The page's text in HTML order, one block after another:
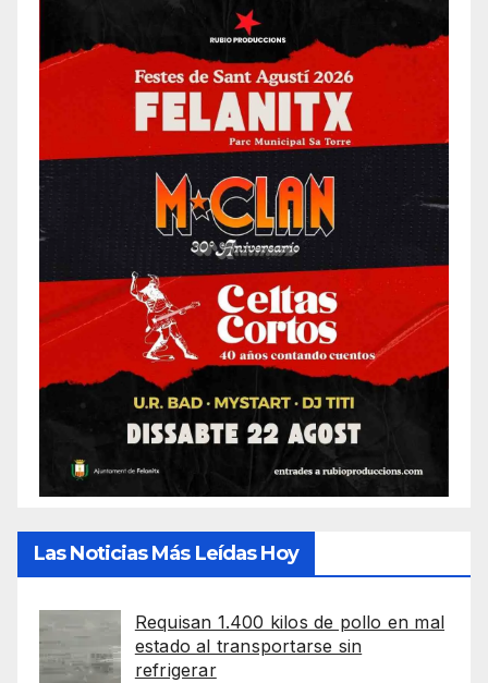
Las Noticias Más Leídas Hoy
Requisan 1.400 kilos de pollo en mal
estado al transportarse sin
refrigerar